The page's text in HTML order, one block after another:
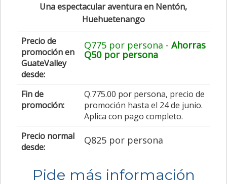
Una espectacular aventura en Nentón,
Huehuetenango
Precio de
promoción en
GuateValley
desde:
Q775 por persona - Ahorras
Q50 por persona
Fin de
promoción:
Q.775.00 por persona, precio de
promoción hasta el 24 de junio.
Aplica con pago completo.
Precio normal
desde:
Q825 por persona
Pide más información